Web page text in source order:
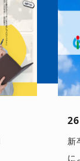
新
に